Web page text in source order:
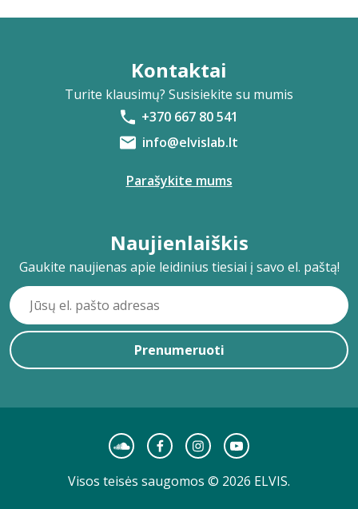
Kontaktai
Turite klausimų? Susisiekite su mumis
+370 667 80 541
info@elvislab.lt
Parašykite mums
Naujienlaiškis
Gaukite naujienas apie leidinius tiesiai į savo el. paštą!
Prenumeruoti
Visos teisės saugomos © 2026 ELVIS.